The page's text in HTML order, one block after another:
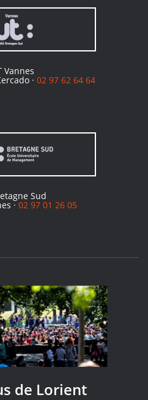
Vannes
· 02 97 62 64 64
Sud
·02 97 01 26 05
de Lorient